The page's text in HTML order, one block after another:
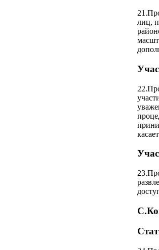
лиц,